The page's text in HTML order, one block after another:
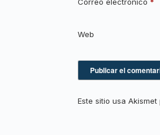
Web
Este sitio usa